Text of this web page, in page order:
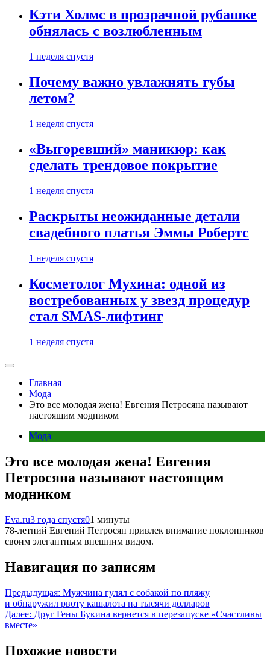
Кэти Холмс в прозрачной рубашке
обнялась с возлюбленным
1 неделя спустя
Почему важно увлажнять губы
летом?
1 неделя спустя
«Выгоревший» маникюр: как
сделать трендовое покрытие
1 неделя спустя
Раскрыты неожиданные детали
свадебного платья Эммы Робертс
1 неделя спустя
Косметолог Мухина: одной из
востребованных у звезд процедур
стал SMAS-лифтинг
1 неделя спустя
Главная
Мода
Это все молодая жена! Евгения Петросяна называют
настоящим модником
Мода
Это все молодая жена! Евгения
Петросяна называют настоящим
модником
Eva.ru3 года спустя01 минуты
78-летний Евгений Петросян привлек внимание поклонников
своим элегантным внешним видом.
Навигация по записям
Предыдущая: Мужчина гулял с собакой по пляжу
и обнаружил рвоту кашалота на тысячи долларов
Далее: Друг Гены Букина вернется в перезапуске «Счастливы
вместе»
Похожие новости